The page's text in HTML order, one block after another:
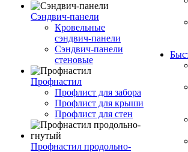
Сэндвич-панели
Кровельные
сэндвич-панели
Сэндвич-панели
стеновые
Профнастил
Профлист для забора
Профлист для крыши
Профлист для стен
Профнастил продольно-